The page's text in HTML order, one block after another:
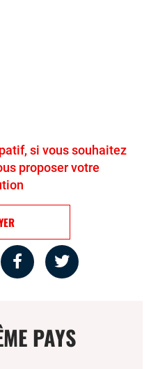
si vous souhaitez
proposer votre
Partager
sur
Partager
PAYS